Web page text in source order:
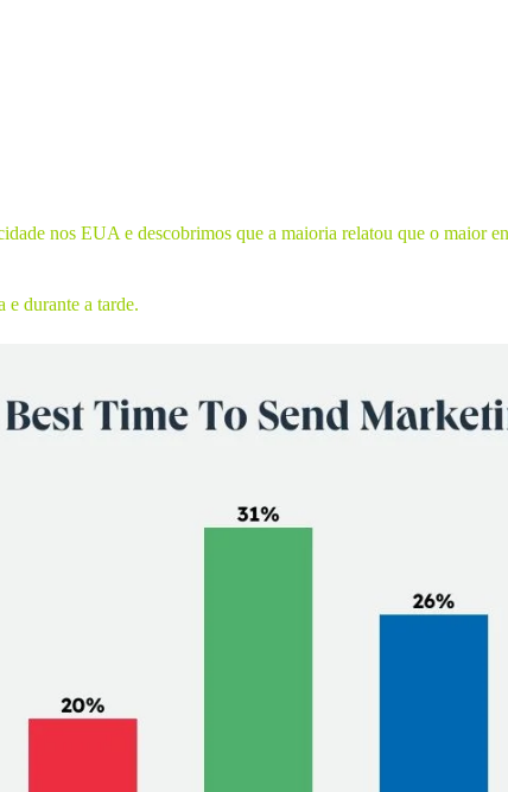
nos EUA e descobrimos que a maioria relatou que o maior
e durante a tarde.